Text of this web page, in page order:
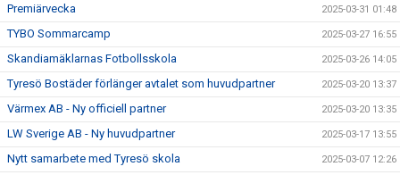
Premiärvecka 2025-03-31 01:48
TYBO Sommarcamp 2025-03-27 16:55
Skandiamäklarnas Fotbollsskola 2025-03-26 14:05
Tyresö Bostäder förlänger avtalet som huvudpartner 2025-03-20 13:37
Värmex AB - Ny officiell partner 2025-03-20 13:35
LW Sverige AB - Ny huvudpartner 2025-03-17 13:55
Nytt samarbete med Tyresö skola 2025-03-07 12:26